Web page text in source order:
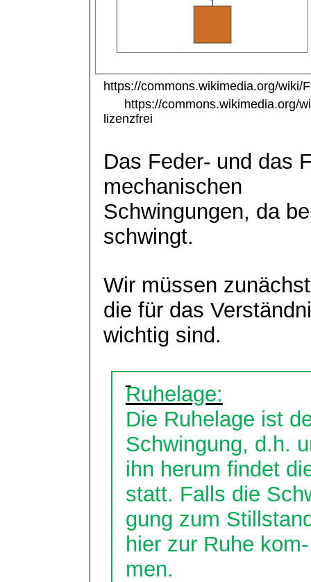
https://commons.wikimedia.org/
https://commons.wikimedia.org/
lizenzfrei
Das Feder- und das
mechanischen
Schwingungen, da
schwingt.
Wir müssen
die für das
wichtig sind.
Ruhelage:
Die Ruhelage ist
Schwingung, d.h.
ihn herum findet
statt. Falls die
gung zum
hier zur Ruhe kom-
men.